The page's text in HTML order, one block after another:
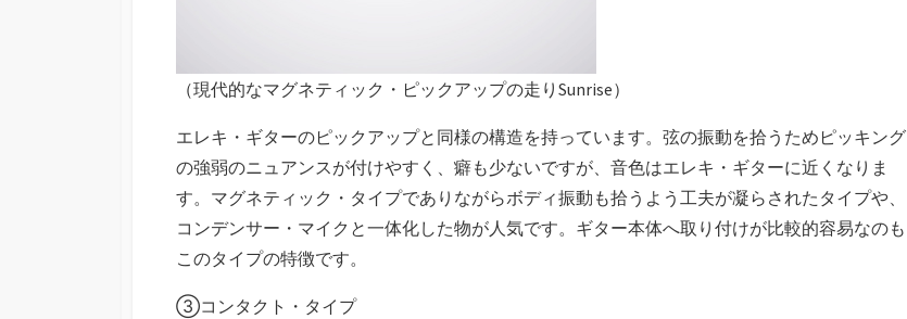
（現代的なマグネティック・ピックアップの走りSunrise）
エレキ・ギターのピックアップと同様の構造を持っています。弦の振動を拾うためピッキング
の強弱のニュアンスが付けやすく、癖も少ないですが、音色はエレキ・ギターに近くなりま
す。マグネティック・タイプでありながらボディ振動も拾うよう工夫が凝らされたタイプや、
コンデンサー・マイクと一体化した物が人気です。ギター本体へ取り付けが比較的容易なのも
このタイプの特徴です。
③コンタクト・タイプ